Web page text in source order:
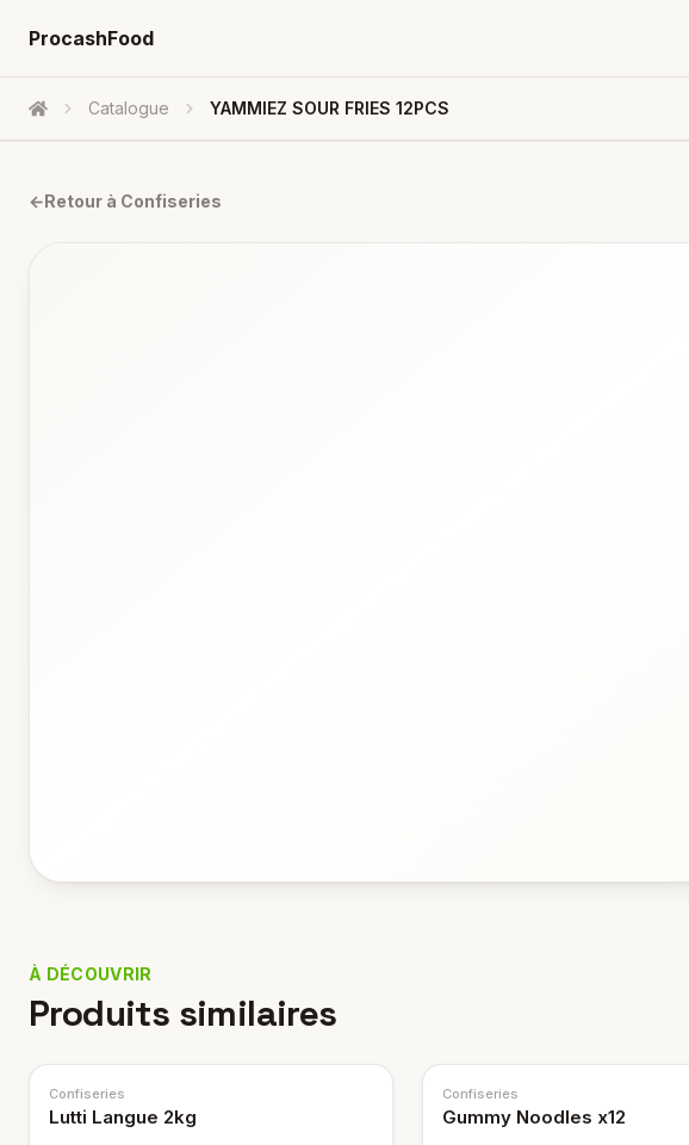
ProcashFood
Accueil Catalogue YAMMIEZ SOUR FRIES 12PCS
←Retour à Confiseries
À DÉCOUVRIR
Produits similaires
Confiseries
Lutti Langue 2kg
Confiseries
Gummy Noodles x12